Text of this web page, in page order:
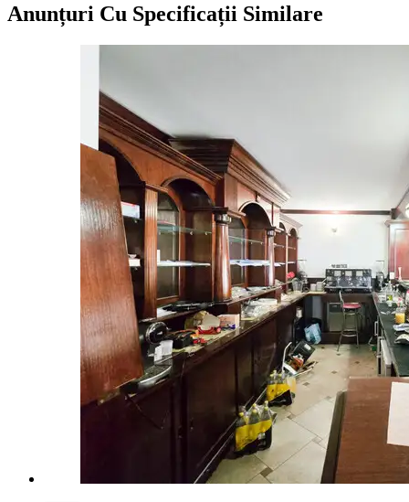
Anunțuri Cu Specificații Similare